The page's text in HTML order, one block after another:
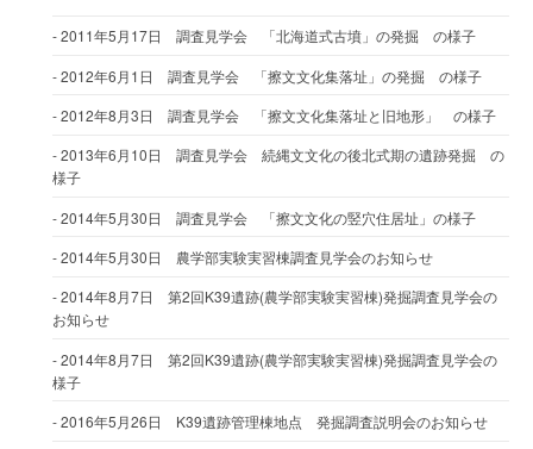
2011年5月17日 調査見学会 「北海道式古墳」の発掘 の様子
2012年6月1日 調査見学会 「擦文文化集落址」の発掘 の様子
2012年8月3日 調査見学会 「擦文文化集落址と旧地形」 の様子
2013年6月10日 調査見学会 続縄文文化の後北式期の遺跡発掘 の
様子
2014年5月30日 調査見学会 「擦文文化の竪穴住居址」の様子
2014年5月30日 農学部実験実習棟調査見学会のお知らせ
2014年8月7日 第2回K39遺跡(農学部実験実習棟)発掘調査見学会の
お知らせ
2014年8月7日 第2回K39遺跡(農学部実験実習棟)発掘調査見学会の
様子
2016年5月26日 K39遺跡管理棟地点 発掘調査説明会のお知らせ